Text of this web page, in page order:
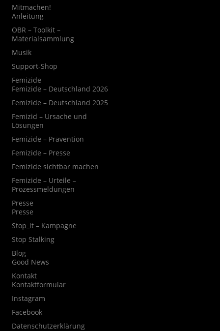
Mitmachen!
Anleitung
OBR – Toolkit –
Materialsammlung
Musik
Support-Shop
Femizide
Femizide – Deutschland 2026
Femizide – Deutschland 2025
Femizid – Ursache und
Lösungen
Femizide – Prävention
Femizide – Presse
Femizide sichtbar machen
Femizide – Urteile –
Prozessmeldungen
Presse
Presse
Stop_it – Kampagne
Stop Stalking
Blog
Good News
Kontakt
Kontaktformular
Instagram
Facebook
Datenschutzerklärung